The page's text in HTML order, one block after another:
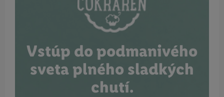
Vstúp do podmanivého
sveta plného sladkých
chutí.